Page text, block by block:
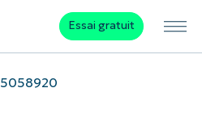
Essai gratuit